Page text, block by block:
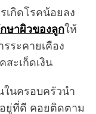
เกิดโรคน้อยลง
ษาผิวของลูกให้
ระคายเคือง
สะเก็ดเงิน
นครอบครัวนำ
ยู่ที่ดี คอยติดตาม